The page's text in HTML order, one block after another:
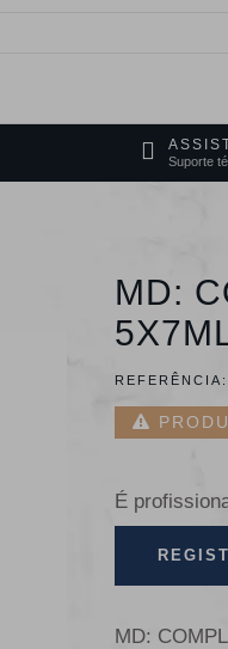
Suporte
MD:
REFERÊNCIA:
É
MD: